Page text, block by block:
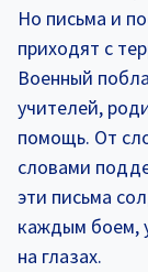
Но письма и
приходят с
Военный
учителей,
помощь. От
словами
эти письма
каждым боем,
на глазах.